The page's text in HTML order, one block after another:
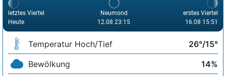
letztes Viertel
Heute
Neumond
12.08 23:15
erstes Viertel
16.08 15:51
Temperatur Hoch/Tief
26°/15°
Bewölkung
14%